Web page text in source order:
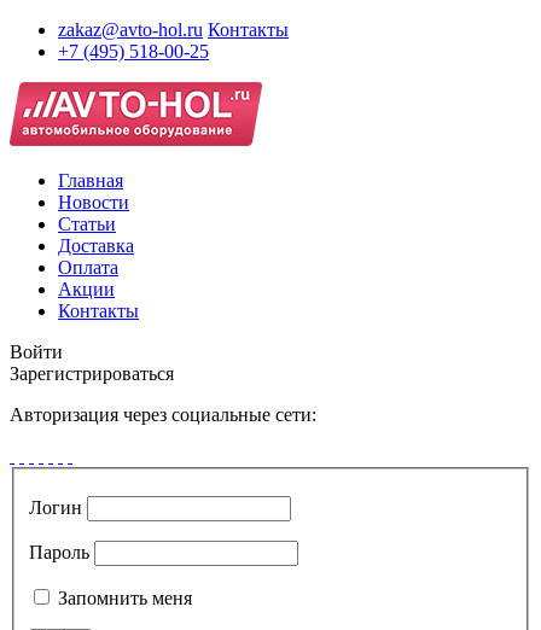
zakaz@avto-hol.ru Контакты
+7 (495) 518-00-25
Главная
Новости
Статьи
Доставка
Оплата
Акции
Контакты
Войти
Зарегистрироваться
Авторизация через социальные сети:
Логин
Пароль
Запомнить меня